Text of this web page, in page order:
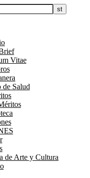
Vitae
Salud
de Arte y Cultura